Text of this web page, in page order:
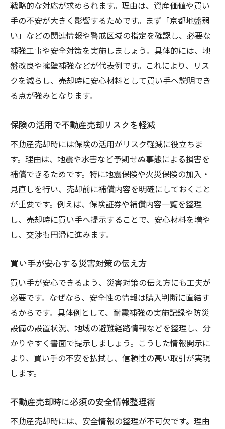
戦略的な対応が求められます。理由は、資産価値や買い
手の不安が大きく影響するためです。まず「京都地盤弱
い」などの関連情報や警戒区域の指定を確認し、必要な
補強工事や安全対策を実施しましょう。具体的には、地
盤改良や擁壁補強などが代表例です。これにより、リス
クを減らし、売却時に安心材料として買い手へ説明でき
る点が強みとなります。
保険の活用で不動産売却リスクを軽減
不動産売却時には保険の活用がリスク軽減に役立ちま
す。理由は、地震や水害など予期せぬ事態による損害を
補償できるためです。特に地震保険や火災保険の加入・
見直しを行い、売却前に補償内容を明確にしておくこと
が重要です。例えば、保険証券や補償内容一覧を整理
し、売却時に買い手へ提示することで、安心材料を増や
し、交渉も円滑に進みます。
買い手が安心する災害対策の伝え方
買い手が安心できるよう、災害対策の伝え方にも工夫が
必要です。なぜなら、安全性の情報は購入判断に直結す
るからです。具体例として、耐震補強の実施記録や防災
設備の設置状況、地域の避難経路情報などを整理し、分
かりやすく書面で提示しましょう。こうした情報開示に
より、買い手の不安を払拭し、信頼性の高い取引が実現
します。
不動産売却時に必須の安全情報整理術
不動産売却時には、安全情報の整理が不可欠です。理由